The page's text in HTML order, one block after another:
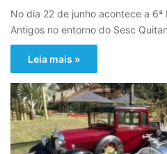
No dia 22 de junho acontece a
Antigos no entorno do Sesc
Leia mais »